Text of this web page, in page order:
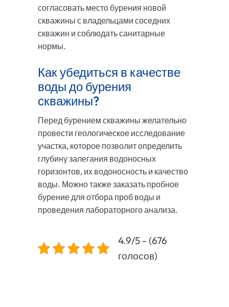
согласовать место бурения новой
скважины с владельцами соседних
скважин и соблюдать санитарные
нормы.
Как убедиться в качестве
воды до бурения
скважины?
Перед бурением скважины желательно
провести геологическое исследование
участка, которое позволит определить
глубину залегания водоносных
горизонтов, их водоносность и качество
воды. Можно также заказать пробное
бурение для отбора проб воды и
проведения лабораторного анализа.
4.9/5 - (676
голосов)